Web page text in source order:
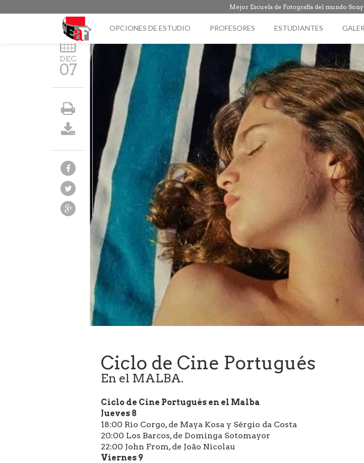
Mejor Escuela de Fotografía del mundo
OPCIONES DE ESTUDIO PROFESORES ESTUDIANTES
DEC
07
Ciclo de Cine Portugués
En el MALBA.
Ciclo de Cine Portugués en el Malba
Jueves 8
18:00 Rio Corgo, de Maya Kosa y Sérgio da Costa
20:00 Los Barcos, de Dominga Sotomayor
22:00 John From, de João Nicolau
Viernes 9